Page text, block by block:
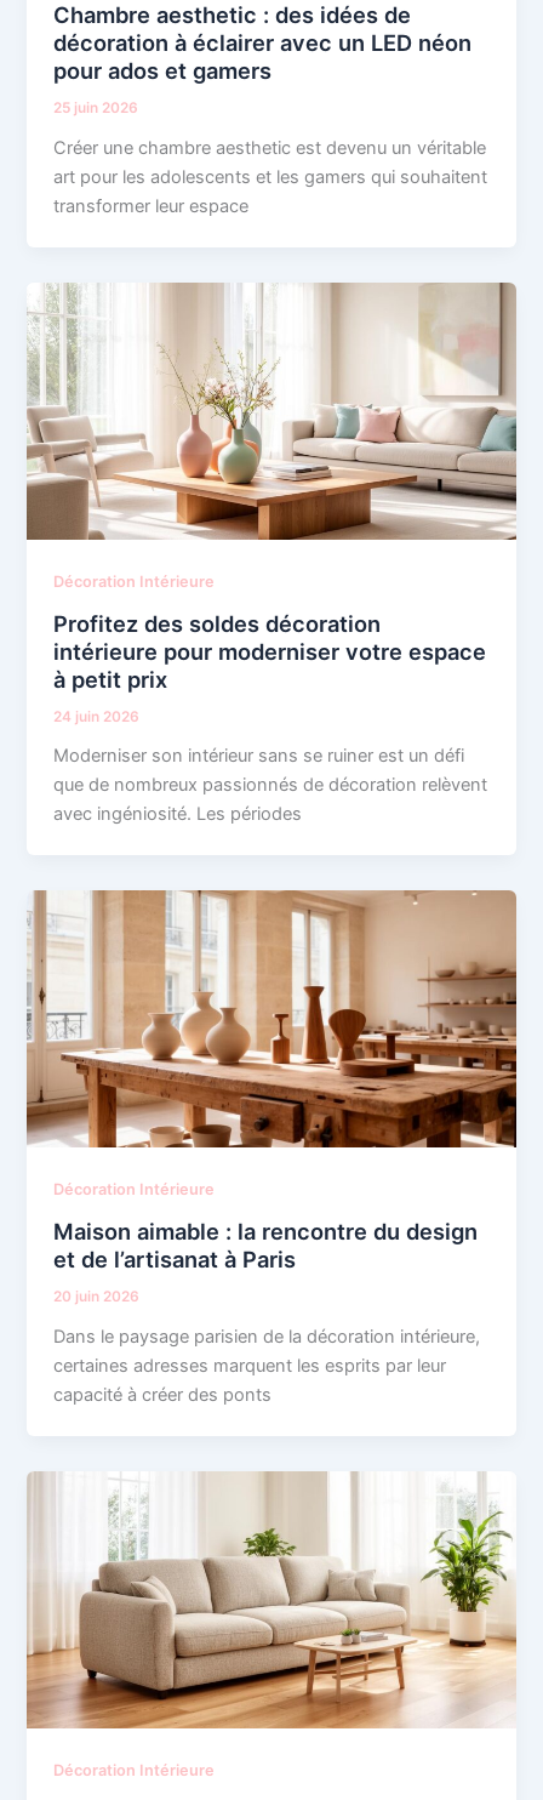
Chambre aesthetic : des idées de
décoration à éclairer avec un LED néon
pour ados et gamers
25 juin 2026
Créer une chambre aesthetic est devenu un véritable
art pour les adolescents et les gamers qui souhaitent
transformer leur espace
Décoration Intérieure
Profitez des soldes décoration
intérieure pour moderniser votre espace
à petit prix
24 juin 2026
Moderniser son intérieur sans se ruiner est un défi
que de nombreux passionnés de décoration relèvent
avec ingéniosité. Les périodes
Décoration Intérieure
Maison aimable : la rencontre du design
et de l’artisanat à Paris
20 juin 2026
Dans le paysage parisien de la décoration intérieure,
certaines adresses marquent les esprits par leur
capacité à créer des ponts
Décoration Intérieure